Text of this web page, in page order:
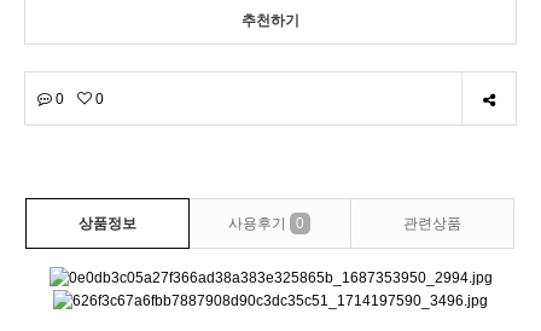
추천하기
0 0
상품정보 사용후기 0 관련상품